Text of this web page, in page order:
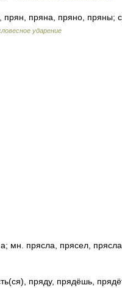
пряна, пряно, пряны;
ударение
мн. прясла, прясел,
пряду, прядёшь,